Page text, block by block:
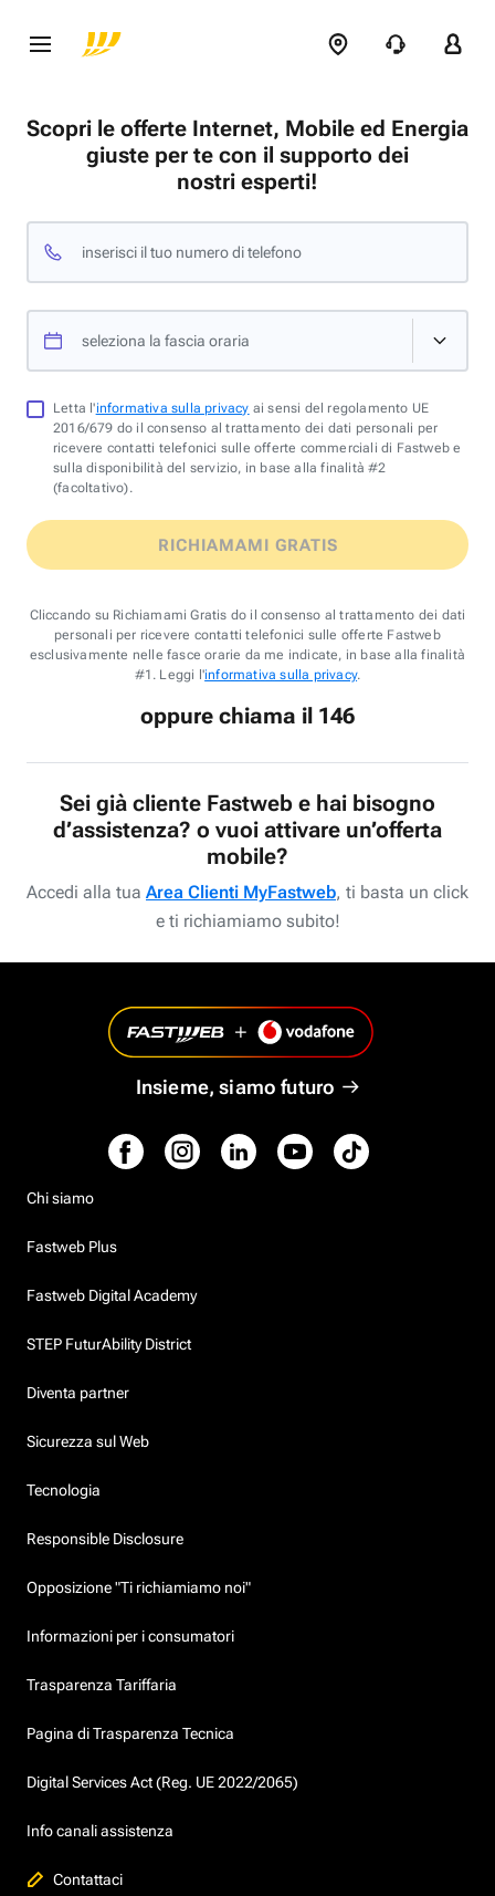
Scopri le offerte Internet, Mobile ed Energia
giuste per te con il supporto dei
nostri esperti!
inserisci il tuo numero di telefono
seleziona la fascia oraria
Letta l'informativa sulla privacy ai sensi del regolamento UE
2016/679 do il consenso al trattamento dei dati personali per
ricevere contatti telefonici sulle offerte commerciali di Fastweb e
sulla disponibilità del servizio, in base alla finalità #2
(facoltativo).
RICHIAMAMI GRATIS
Cliccando su Richiamami Gratis do il consenso al trattamento dei dati
personali per ricevere contatti telefonici sulle offerte Fastweb
esclusivamente nelle fasce orarie da me indicate, in base alla finalità
#1. Leggi l'informativa sulla privacy.
oppure chiama il 146
Sei già cliente Fastweb e hai bisogno
d’assistenza? o vuoi attivare un’offerta
mobile?
Accedi alla tua Area Clienti MyFastweb, ti basta un click
e ti richiamiamo subito!
Insieme, siamo futuro
Chi siamo
Fastweb Plus
Fastweb Digital Academy
STEP FuturAbility District
Diventa partner
Sicurezza sul Web
Tecnologia
Responsible Disclosure
Opposizione "Ti richiamiamo noi"
Informazioni per i consumatori
Trasparenza Tariffaria
Pagina di Trasparenza Tecnica
Digital Services Act (Reg. UE 2022/2065)
Info canali assistenza
Contattaci